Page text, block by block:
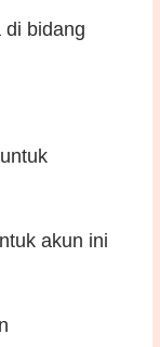
di bidang
akun ini